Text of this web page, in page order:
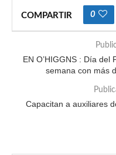
COMPARTIR 0
EN O’HIGGNS : Día
semana con más
Capacitan a auxiliares